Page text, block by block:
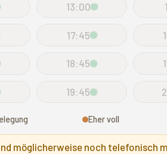
13:00
17:45
18:45
19:45
Eher voll
möglicherweise noch telefonisch